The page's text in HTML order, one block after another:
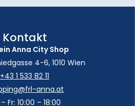
Kontakt
Anna City Shop
4-6, 1010 Wien
+43 1 533 82 11
anna.at
Fr: 10:00 – 18:00